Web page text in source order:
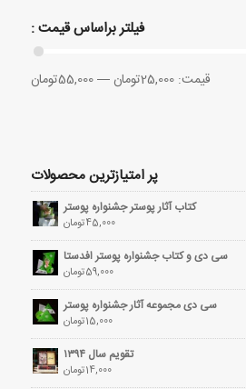
فیلتر براساس قیمت :
قيمت:25,000تومان —55,000تومان
پر امتیازترین محصولات
کتاب آثار پوستر جشنواره پوستر
45,000تومان
سی دی و کتاب جشنواره پوستر افدستا
59,000تومان
سی دی مجموعه آثار جشنواره پوستر
15,000تومان
تقویم سال ۱۳۹۴
14,000تومان